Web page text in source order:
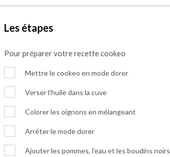
Les étapes
Pour préparer votre recette cookeo
Mettre le cookeo en mode dorer
Verser l'huile dans la cuve
Colorer les oignons en mélangeant
Arrêter le mode dorer
Ajouter les pommes, l'eau et les boudins noirs